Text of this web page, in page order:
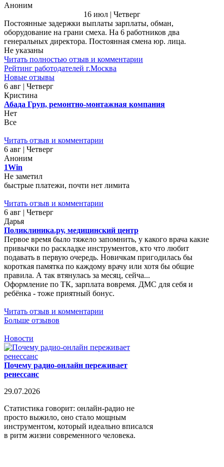
Аноним
16 июл | Четверг
Постоянные задержки выплаты зарплаты, обман,
оборудование на грани смеха. На 6 работников два
генеральных директора. Постоянная смена юр. лица.
Не указаны
Читать полностью отзыв и комментарии
Рейтинг работодателей г.Москва
Новые отзывы
6 авг | Четверг
Кристина
Абада Груп, ремонтно-монтажная компания
Нет
Все
Читать отзыв и комментарии
6 авг | Четверг
Аноним
1Win
Не заметил
быстрые платежи, почти нет лимита
Читать отзыв и комментарии
6 авг | Четверг
Дарья
Поликлиника.ру, медицинский центр
Первое время было тяжело запомнить, у какого врача какие
привычки по раскладке инструментов, кто что любит
подавать в первую очередь. Новичкам пригодилась бы
короткая памятка по каждому врачу или хотя бы общие
правила. А так втянулась за месяц, сейча...
Оформление по ТК, зарплата вовремя. ДМС для себя и
ребёнка - тоже приятный бонус.
Читать отзыв и комментарии
Больше отзывов
Новости
Почему радио-онлайн переживает
ренессанс
29.07.2026
Статистика говорит: онлайн-радио не
просто выжило, оно стало мощным
инструментом, который идеально вписался
в ритм жизни современного человека.